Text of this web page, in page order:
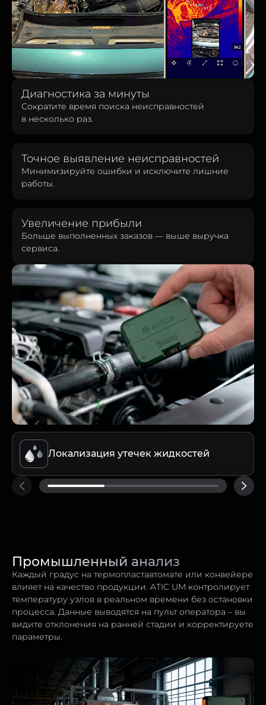
Диагностика за минуты
Сократите время поиска неисправностей
в несколько раз.
Точное выявление неисправностей
Минимизируйте ошибки и исключите лишние
работы.
Увеличение прибыли
Больше выполненных заказов — выше выручка
сервиса.
Локализация утечек жидкостей
Промышленный анализ
Каждый градус на термопластавтомате или конвейере
влияет на качество продукции. ATIC UM контролирует
температуру узлов в реальном времени без остановки
процесса. Данные выводятся на пульт оператора – вы
видите отклонения на ранней стадии и корректируете
параметры.